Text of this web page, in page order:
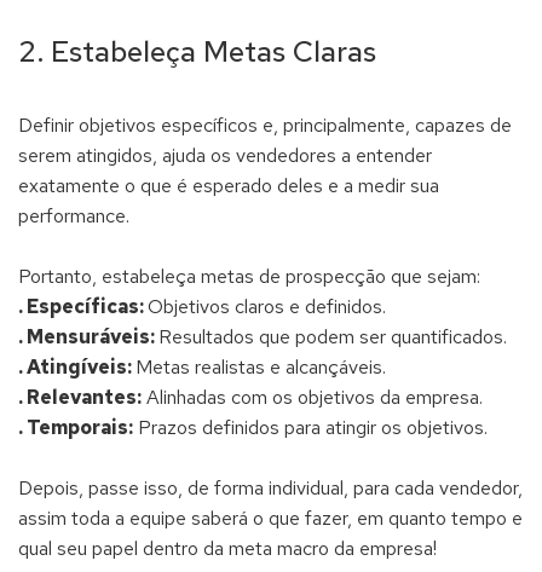
2. Estabeleça Metas Claras
Definir objetivos específicos e, principalmente, capazes de
serem atingidos, ajuda os vendedores a entender
exatamente o que é esperado deles e a medir sua
performance.
Portanto, estabeleça metas de prospecção que sejam:
. Específicas:Objetivos claros e definidos.
. Mensuráveis:Resultados que podem ser quantificados.
. Atingíveis:Metas realistas e alcançáveis.
. Relevantes:Alinhadas com os objetivos da empresa.
. Temporais: Prazos definidos para atingir os objetivos.
Depois, passe isso, de forma individual, para cada vendedor,
assim toda a equipe saberá o que fazer, em quanto tempo e
qual seu papel dentro da meta macro da empresa!